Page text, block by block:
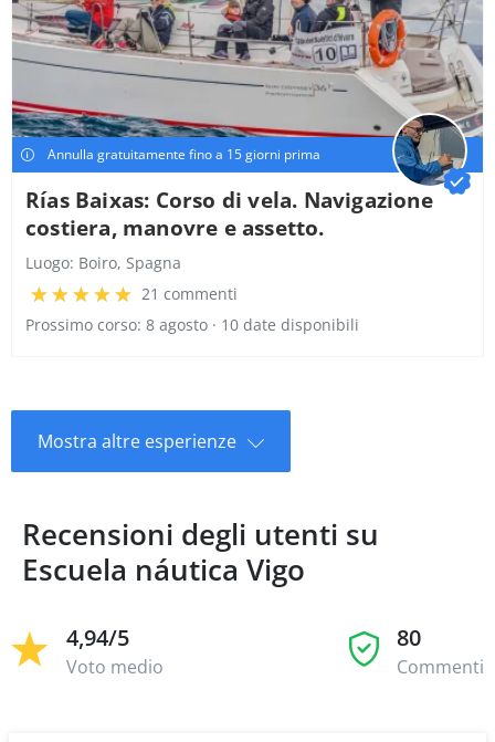
Annulla gratuitamente fino a 15 giorni prima
Rías Baixas: Corso di vela. Navigazione
costiera, manovre e assetto.
Luogo: Boiro, Spagna
21 commenti
Prossimo corso: 8 agosto · 10 date disponibili
Mostra altre esperienze
Recensioni degli utenti su
Escuela náutica Vigo
4,94/5
Voto medio
80
Commenti